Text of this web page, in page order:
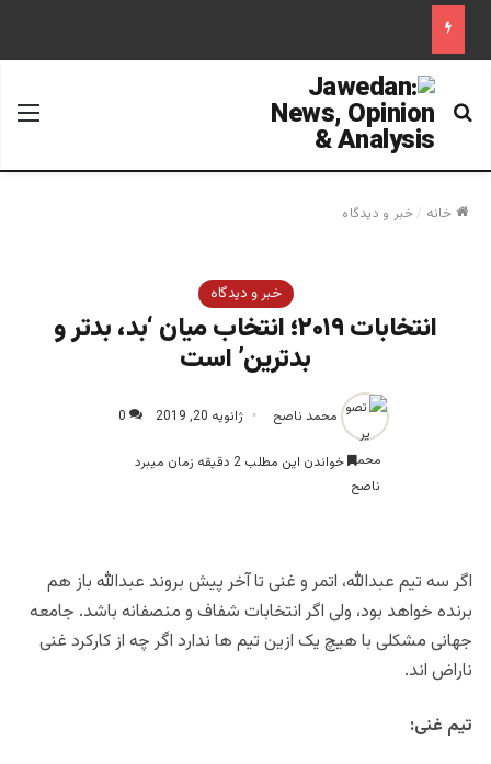
جستجو برای
خانه /خبر و دیدگاه
خبر و دیدگاه
انتخابات ۲۰۱۹؛ انتخاب میان ‘بد، بدتر و
بدترین’ است
محمد ناصح ژانویه 20, 2019 0
خواندن این مطلب 2 دقیقه زمان میبرد
اگر سه تیم عبدالله، اتمر و غنی تا آخر پیش بروند عبدالله باز هم
برنده خواهد بود، ولی اگر انتخابات شفاف و منصفانه باشد. جامعه
جهانی مشکلی با هیچ یک ازین تیم ها ندارد اگر چه از کارکرد غنی
ناراض اند.
تیم غنی: